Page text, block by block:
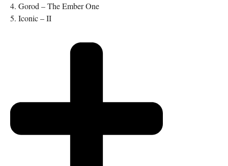
4. Gorod – The Ember One
5. Iconic – II